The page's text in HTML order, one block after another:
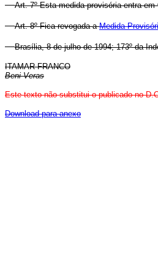
Art. 7º Esta medida provisória entra
Art. 8º Fica revogada aMedida
Brasília, 8 de julho de 1994; 173º da
ITAMAR FRANCO
Beni Veras
Este texto não substitui o publicado no
Download para anexo